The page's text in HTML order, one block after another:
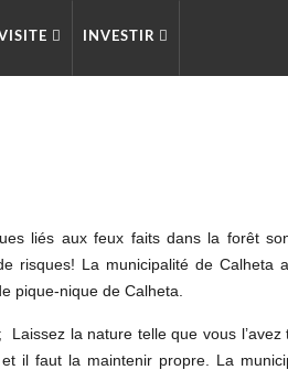
INVESTIR
liés aux feux faits dans la forêt
risques! La municipalité de Calheta
pique-nique de Calheta.
Laissez la nature telle que vous l’avez
il faut la maintenir propre. La